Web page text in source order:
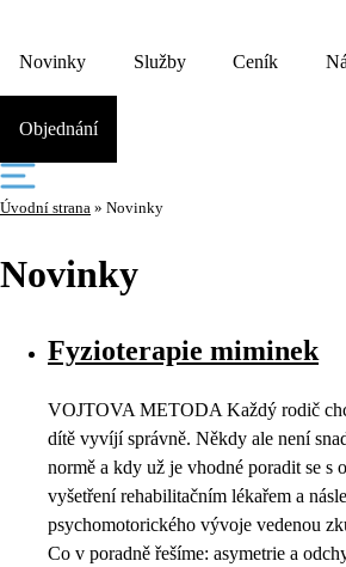
Novinky Služby Ceník
Objednání
Úvodní strana » Novinky
Novinky
Fyzioterapie miminek
VOJTOVA METODA Každý rodič
dítě vyvíjí správně. Někdy ale není
normě a kdy už je vhodné poradit se s
vyšetření rehabilitačním lékařem a
psychomotorického vývoje vedenou
Co v poradně řešíme: asymetrie a